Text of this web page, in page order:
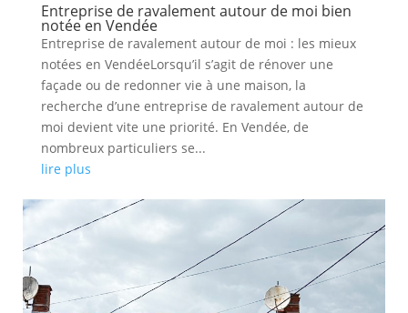
Entreprise de ravalement autour de moi bien
notée en Vendée
Entreprise de ravalement autour de moi : les mieux
notées en VendéeLorsqu’il s’agit de rénover une
façade ou de redonner vie à une maison, la
recherche d’une entreprise de ravalement autour de
moi devient vite une priorité. En Vendée, de
nombreux particuliers se...
lire plus